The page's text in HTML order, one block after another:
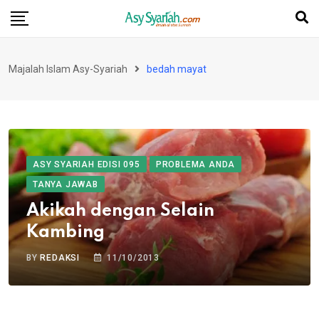
Skip
Majalah Islam Asy-Syariah bedah mayat
ASY SYARIAH EDISI 095
PROBLEMA ANDA
TANYA JAWAB
Akikah dengan Selain
Kambing
BY REDAKSI 11/10/2013